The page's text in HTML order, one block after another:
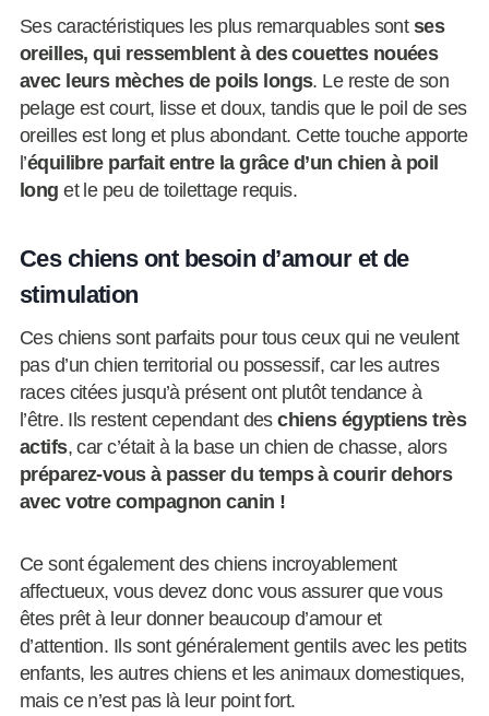
Ses caractéristiques les plus remarquables sont ses
oreilles, qui ressemblent à des couettes nouées
avec leurs mèches de poils longs. Le reste de son
pelage est court, lisse et doux, tandis que le poil de ses
oreilles est long et plus abondant. Cette touche apporte
l’équilibre parfait entre la grâce d’un chien à poil
long et le peu de toilettage requis.
Ces chiens ont besoin d’amour et de
stimulation
Ces chiens sont parfaits pour tous ceux qui ne veulent
pas d’un chien territorial ou possessif, car les autres
races citées jusqu’à présent ont plutôt tendance à
l’être. Ils restent cependant deschiens égyptiens très
actifs, car c’était à la base un chien de chasse, alors
préparez-vous à passer du temps à courir dehors
avec votre compagnon canin !
Ce sont également des chiens incroyablement
affectueux, vous devez donc vous assurer que vous
êtes prêt à leur donner beaucoup d’amour et
d’attention. Ils sont généralement gentils avec les petits
enfants, les autres chiens et les animaux domestiques,
mais ce n’est pas là leur point fort.